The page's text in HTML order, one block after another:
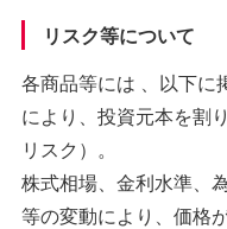
リスク等について
各商品等には 、以下に
により、投資元本を割
リスク）。
株式相場、金利水準、
等の変動により、価格